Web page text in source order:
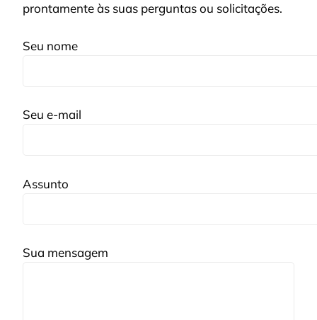
prontamente às suas perguntas ou solicitações.
Seu nome
Seu e-mail
Assunto
Sua mensagem